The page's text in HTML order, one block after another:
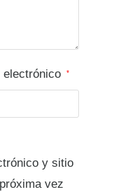
electrónico *
y sitio
vez